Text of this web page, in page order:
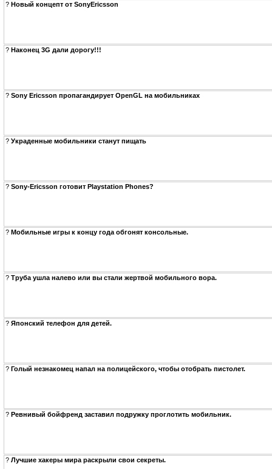
? Новый концепт от SonyEricsson
? Наконец 3G дали дорогу!!!
? Sony Ericsson пропагандирует OpenGL на мобильниках
? Украденные мобильники станут пищать
? Sony-Ericsson готовит Playstation Phones?
? Мобильные игры к концу года обгонят консольные.
? Труба ушла налево или вы стали жертвой мобильного вора.
? Японский телефон для детей.
? Голый незнакомец напал на полицейского, чтобы отобрать пистолет.
? Ревнивый бойфренд заставил подружку проглотить мобильник.
? Лучшие хакеры мира раскрыли свои секреты.